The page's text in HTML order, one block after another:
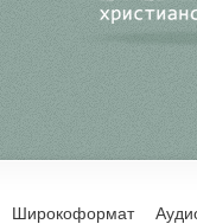
Широкоформат